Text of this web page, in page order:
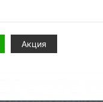
Акция